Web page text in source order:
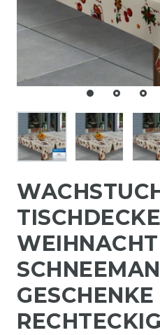
RECHTECKIG